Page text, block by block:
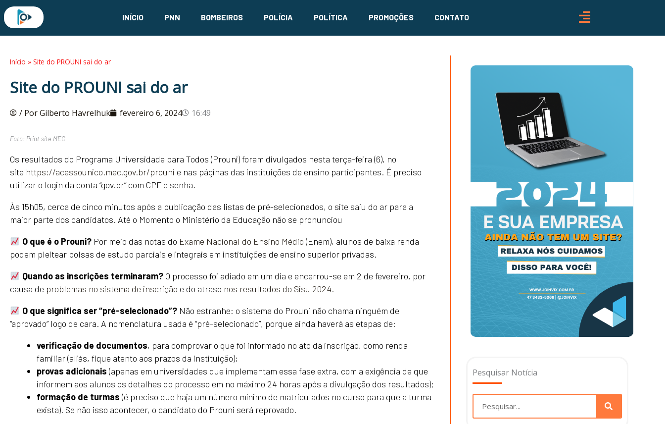
para
INÍCIO PNN BOMBEIROS POLÍCIA POLÍTICA PROMOÇÕES CONTATO
Início » Site do PROUNI sai do ar
Site do PROUNI sai do ar
/ Por Gilberto Havrelhuk fevereiro 6, 2024 16:49
Foto: Print site MEC
Os resultados do Programa Universidade para Todos (Prouni) foram divulgados nesta terça-feira (6), no
site https://acessounico.mec.gov.br/prouni e nas páginas das instituições de ensino participantes. É preciso
utilizar o login da conta “gov.br” com CPF e senha.
Às 15h05, cerca de cinco minutos após a publicação das listas de pré-selecionados, o site saiu do ar para a
maior parte dos candidatos. Até o Momento o Ministério da Educação não se pronunciou
O que é o Prouni? Por meio das notas do Exame Nacional do Ensino Médio (Enem), alunos de baixa renda
podem pleitear bolsas de estudo parciais e integrais em instituições de ensino superior privadas.
Quando as inscrições terminaram?O processo foi adiado em um dia e encerrou-se em 2 de fevereiro, por
causa de problemas no sistema de inscrição e do atraso nos resultados do Sisu 2024.
O que significa ser “pré-selecionado”? Não estranhe: o sistema do Prouni não chama ninguém de
“aprovado” logo de cara. A nomenclatura usada é “pré-selecionado”, porque ainda haverá as etapas de:
verificação de documentos, para comprovar o que foi informado no ato da inscrição, como renda
familiar (aliás, fique atento aos prazos da instituição);
provas adicionais (apenas em universidades que implementam essa fase extra, com a exigência de que
informem aos alunos os detalhes do processo em no máximo 24 horas após a divulgação dos resultados);
formação de turmas (é preciso que haja um número mínimo de matriculados no curso para que a turma
exista). Se não isso acontecer, o candidato do Prouni será reprovado.
Pesquisar Notícia